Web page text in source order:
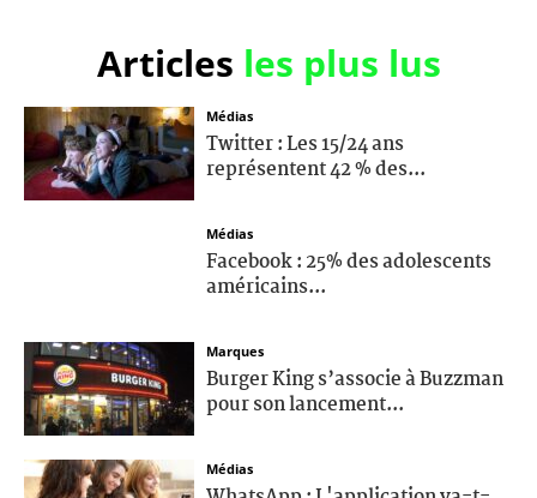
Articles les plus lus
Médias
Twitter : Les 15/24 ans
représentent 42 % des...
Médias
Facebook : 25% des adolescents
américains...
Marques
Burger King s’associe à Buzzman
pour son lancement...
Médias